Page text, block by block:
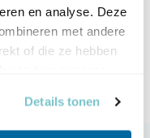
en analyse. Deze
met andere
of die ze hebben
Details tonen
door